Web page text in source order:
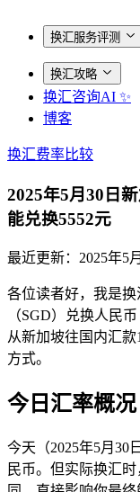
换汇服务评测
换汇攻略
换汇咨询AI ✨
博客
换汇费率比较
2025年5月30日
能兑换5552元
最近更新： 2025年5
各位读者好，我是
（SGD）兑换人民
从新加坡往国内汇
方式。
今日汇率概况
今天（2025年5月30
民币。但实际换汇